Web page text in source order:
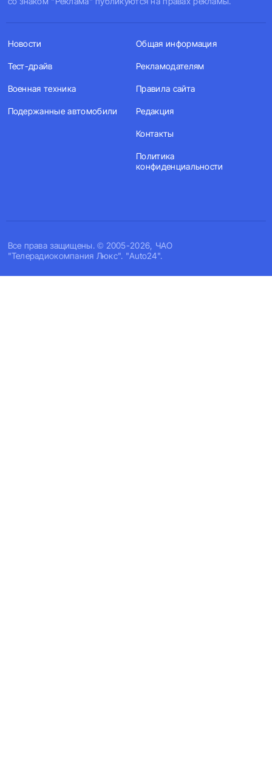
Все права защищены. © 2005-2026, ЧАО
"Телерадиокомпания Люкс". "Auto24".
Новости
Тест-драйв
Военная техника
Подержанные автомобили
Общая информация
Рекламодателям
Правила сайта
Редакция
Контакты
Политика
конфиденциальности